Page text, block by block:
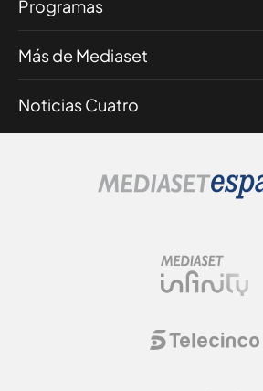
Programas
Más de Mediaset
Noticias Cuatro